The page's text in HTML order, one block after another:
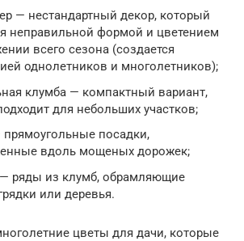
— нестандартный декор, который
неправильной формой и цветением
всего сезона (создается
однолетников и многолетников);
клумба — компактный вариант,
для небольших участков;
прямоугольные посадки,
вдоль мощеных дорожек;
ряды из клумб, обрамляющие
или деревья.
цветы для дачи, которые